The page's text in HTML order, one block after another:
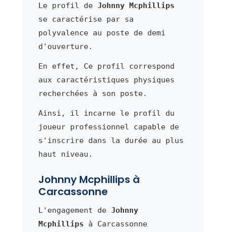
Le profil de Johnny Mcphillips
se caractérise par sa
polyvalence au poste de demi
d'ouverture.
En effet, Ce profil correspond
aux caractéristiques physiques
recherchées à son poste.
Ainsi, il incarne le profil du
joueur professionnel capable de
s'inscrire dans la durée au plus
haut niveau.
Johnny Mcphillips à
Carcassonne
L'engagement de Johnny
Mcphillips à Carcassonne